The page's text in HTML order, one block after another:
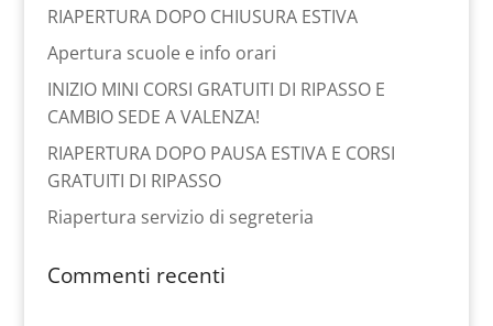
RIAPERTURA DOPO CHIUSURA ESTIVA
Apertura scuole e info orari
INIZIO MINI CORSI GRATUITI DI RIPASSO E
CAMBIO SEDE A VALENZA!
RIAPERTURA DOPO PAUSA ESTIVA E CORSI
GRATUITI DI RIPASSO
Riapertura servizio di segreteria
Commenti recenti